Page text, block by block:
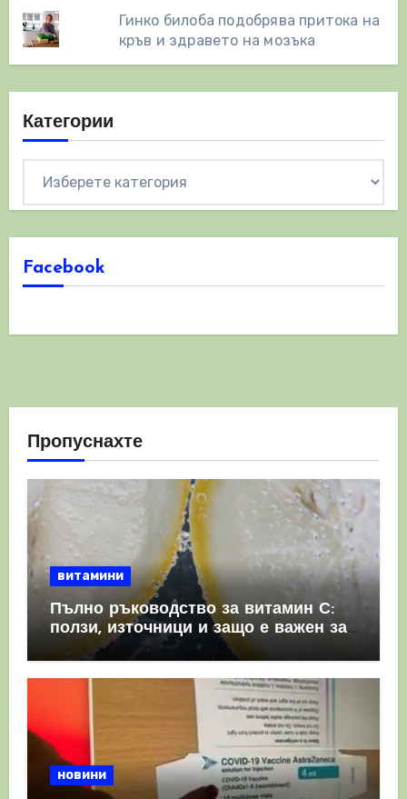
Гинко билоба подобрява притока на
кръв и здравето на мозъка
Категории
Facebook
Пропуснахте
витамини
Пълно ръководство за витамин С:
ползи, източници и защо е важен за
имунната система
новини